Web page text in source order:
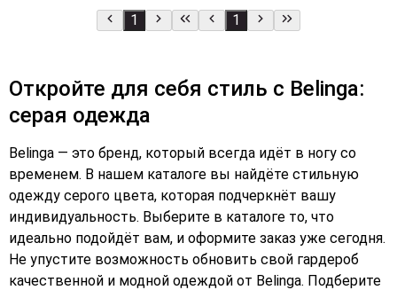
1 1
Откройте для себя стиль с Belinga:
серая одежда
Belinga — это бренд, который всегда идёт в ногу со
временем. В нашем каталоге вы найдёте стильную
одежду серого цвета, которая подчеркнёт вашу
индивидуальность. Выберите в каталоге то, что
идеально подойдёт вам, и оформите заказ уже сегодня.
Не упустите возможность обновить свой гардероб
качественной и модной одеждой от Belinga. Подберите